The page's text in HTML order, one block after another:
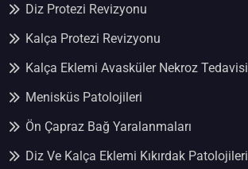
Diz Protezi Revizyonu
Kalça Protezi Revizyonu
Kalça Eklemi Avasküler Nekroz Tedavisi
Menisküs Patolojileri
Ön Çapraz Bağ Yaralanmaları
Diz Ve Kalça Eklemi Kıkırdak Patolojileri